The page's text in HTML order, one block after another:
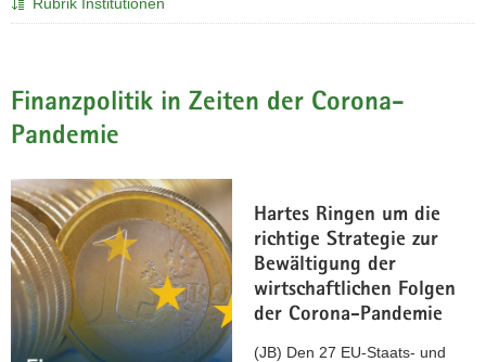
a
g
a
o
n
Finanzpolitik in Zeiten der Corona-
Pandemie
Hartes Ringen um die
richtige Strategie zur
Bewältigung der
wirtschaftlichen Folgen
der Corona-Pandemie
(JB) Den 27 EU-Staats- und